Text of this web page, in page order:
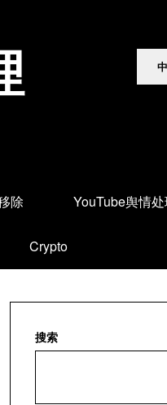
除 YouTube舆情
Crypto
搜索